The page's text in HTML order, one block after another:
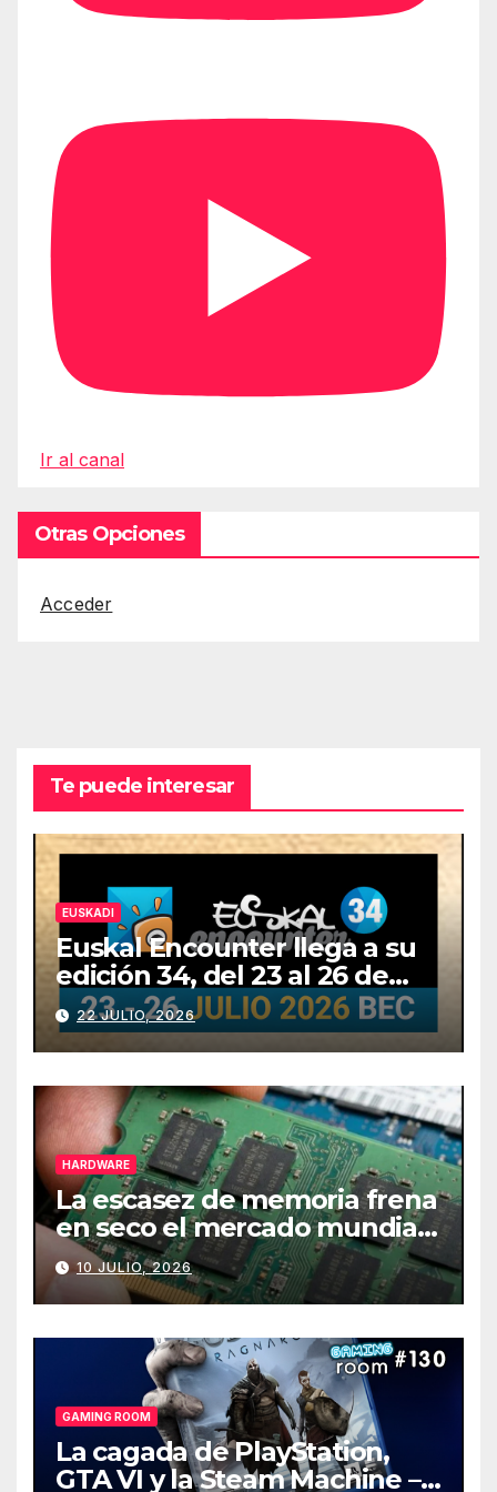
Ir al canal
Otras Opciones
Acceder
Te puede interesar
EUSKADI
Euskal Encounter llega a su
edición 34, del 23 al 26 de
julio
22 JULIO, 2026
HARDWARE
La escasez de memoria frena
en seco el mercado mundial
de PCs
10 JULIO, 2026
GAMING ROOM
La cagada de PlayStation,
GTA VI y la Steam Machine –